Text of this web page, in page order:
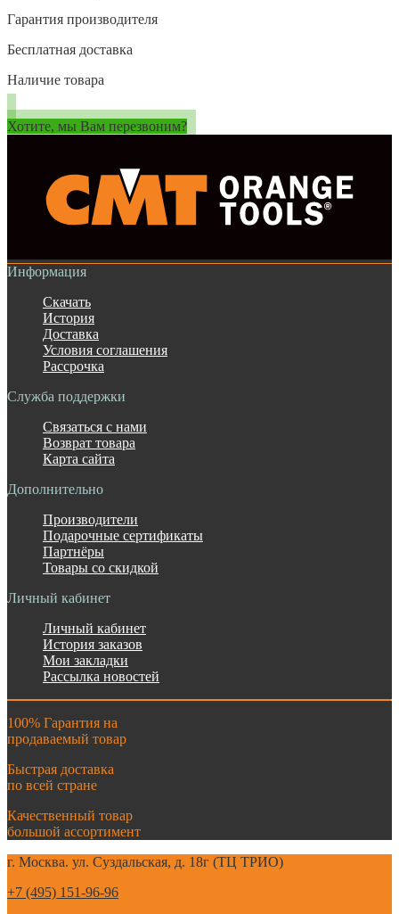
Гарантия производителя
Бесплатная доставка
Наличие товара
Хотите, мы Вам перезвоним?
Информация
Скачать
История
Доставка
Условия соглашения
Рассрочка
Служба поддержки
Связаться с нами
Возврат товара
Карта сайта
Дополнительно
Производители
Подарочные сертификаты
Партнёры
Товары со скидкой
Личный кабинет
Личный кабинет
История заказов
Мои закладки
Рассылка новостей
100% Гарантия на
продаваемый товар
Быстрая доставка
по всей стране
Качественный товар
большой ассортимент
г. Москва. ул. Суздальская, д. 18г (ТЦ ТРИО)
+7 (495) 151-96-96